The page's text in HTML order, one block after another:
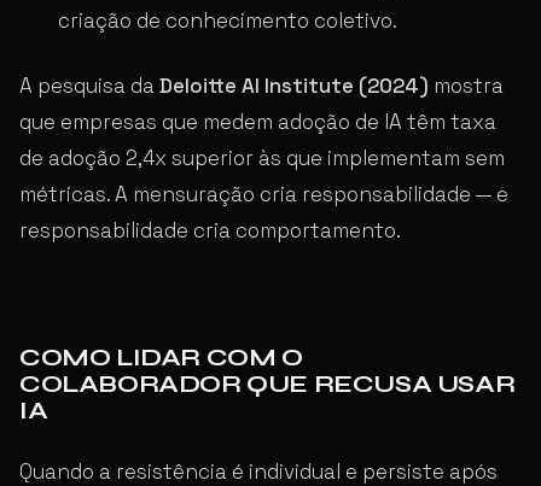
criação de conhecimento coletivo.
A pesquisa daDeloitte AI Institute (2024) mostra
que empresas que medem adoção de IA têm taxa
de adoção 2,4x superior às que implementam sem
métricas. A mensuração cria responsabilidade — e
responsabilidade cria comportamento.
COMO LIDAR COM O
COLABORADOR QUE RECUSA USAR
IA
Quando a resistência é individual e persiste após